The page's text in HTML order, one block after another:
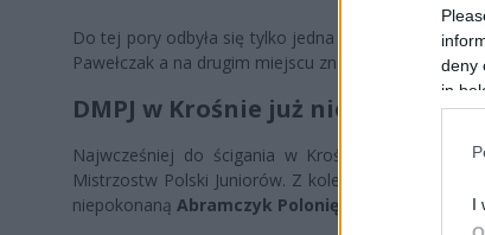
deny
in
I
Do tej pory odbyła się tylko jedna runda tego
Pawełczak a na drugim miejscu znalazł się
DMPJ w Krośnie już niedługo
Najwcześniej do ścigania w Krośnie dojdzie 10
Mistrzostw Polski Juniorów. Z kolei 14 czerwca hit
niepokonaną Abramczyk Polonię Bydgoszcz w